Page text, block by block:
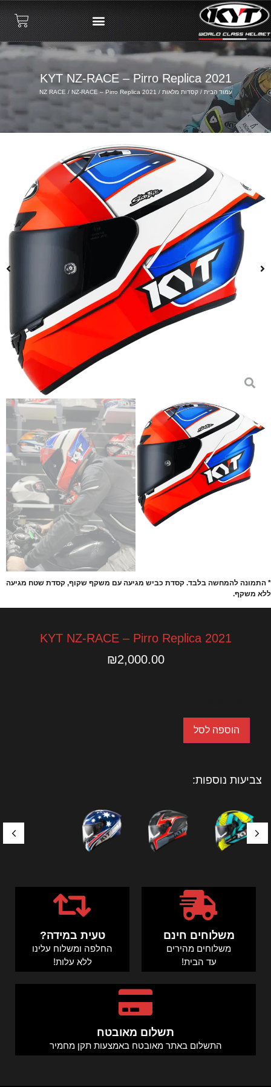
KYT NZ-RACE – Pirro Replica 2021
עמוד הבית /קסדות מלאות /
NZ RACE / NZ-RACE – Pirro Replica 2021
* התמונה להמחשה בלבד. קסדת כביש מגיעה עם משקף שקוף, קסדת שטח מגיעה
ללא משקף.
KYT NZ-RACE – Pirro Replica 2021
₪2,000.00
הוספה לסל
צביעות נוספות:
משלוחים חינם
משלוחים מהירים
עד הבית!
טעית במידה?
החלפה ומשלוח עלינו
ללא עלות!
תשלום מאובטח
התשלום באתר מאובטח באמצעות תקן מחמיר